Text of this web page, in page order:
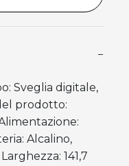
−
Sveglia digitale,
prodotto:
Alcalino,
141,7